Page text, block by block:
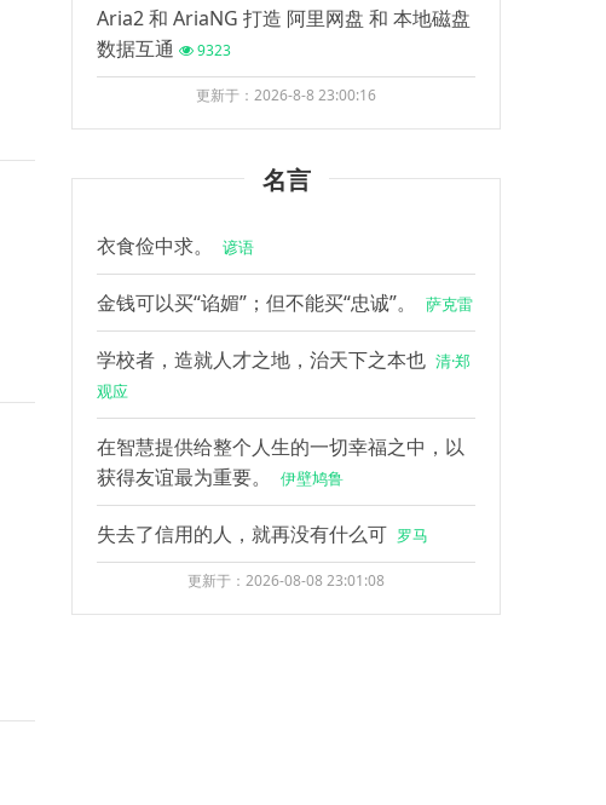
Aria2 和 AriaNG 打造 阿里网盘 和 本地磁盘
数据互通
9323
更新于：2026-8-8 23:00:16
名言
衣食俭中求。 谚语
金钱可以买“谄媚”；但不能买“忠诚”。 萨克雷
学校者，造就人才之地，治天下之本也 清·郑
观应
在智慧提供给整个人生的一切幸福之中，以
获得友谊最为重要。
伊壁鸠鲁
失去了信用的人，就再没有什么可 罗马
更新于：2026-08-08 23:01:08